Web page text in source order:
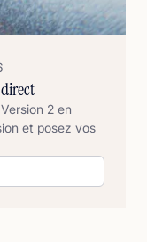
2 en
et posez vos